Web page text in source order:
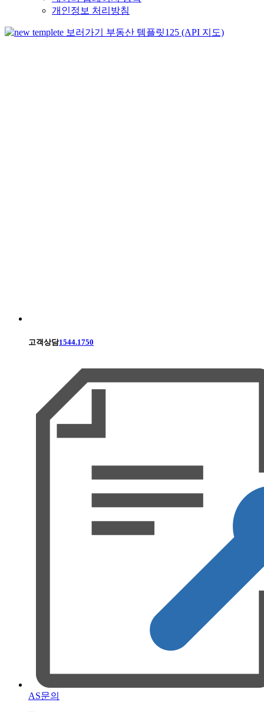
개인정보 처리방침
부동산 템플릿125 (API 지도)
고객상담1544.1750
AS문의